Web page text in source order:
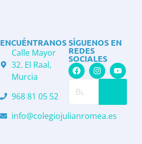
ENCUÉNTRANOS
Calle Mayor
32. El Raal,
Murcia
968 81 05 52
info@colegiojulianromea.es
SÍGUENOS EN
REDES
SOCIALES